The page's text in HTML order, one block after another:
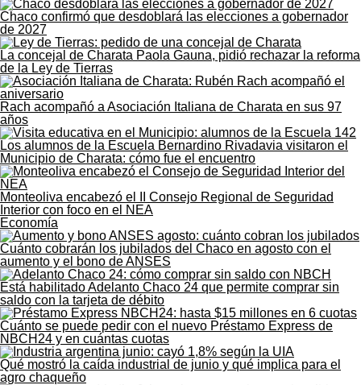
Chaco confirmó que desdoblará las elecciones a gobernador
de 2027
La concejal de Charata Paola Gauna, pidió rechazar la reforma
de la Ley de Tierras
Rach acompañó a Asociación Italiana de Charata en sus 97
años
Los alumnos de la Escuela Bernardino Rivadavia visitaron el
Municipio de Charata: cómo fue el encuentro
Monteoliva encabezó el II Consejo Regional de Seguridad
Interior con foco en el NEA
Economía
Cuánto cobrarán los jubilados del Chaco en agosto con el
aumento y el bono de ANSES
Está habilitado Adelanto Chaco 24 que permite comprar sin
saldo con la tarjeta de débito
Cuánto se puede pedir con el nuevo Préstamo Express de
NBCH24 y en cuántas cuotas
Qué mostró la caída industrial de junio y qué implica para el
agro chaqueño